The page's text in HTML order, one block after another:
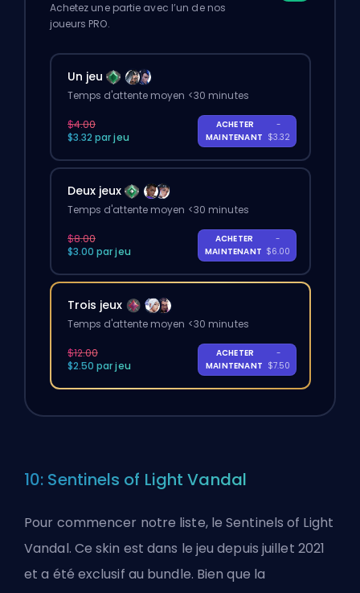
Achetez une partie avec l’un de nos
joueurs PRO.
Un jeu
Temps d'attente moyen <30 minutes
$4.00
$3.32 par jeu
ACHETER
MAINTENANT
-
$3.32
Deux jeux
Temps d'attente moyen <30 minutes
$8.00
$3.00 par jeu
ACHETER
MAINTENANT
-
$6.00
Trois jeux
Temps d'attente moyen <30 minutes
$12.00
$2.50 par jeu
ACHETER
MAINTENANT
-
$7.50
10: Sentinels of Light Vandal
Pour commencer notre liste, le Sentinels of Light
Vandal. Ce skin est dans le jeu depuis juillet 2021
et a été exclusif au bundle. Bien que la